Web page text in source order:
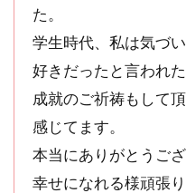
た。
学生時代、私は気づ
好きだったと言われ
成就のご祈祷もして
感じてます。
本当にありがとうご
幸せになれる様頑張り